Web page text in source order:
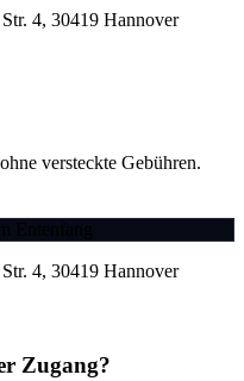
4, 30419 Hannover
versteckte Gebühren.
4, 30419 Hannover
Zugang?